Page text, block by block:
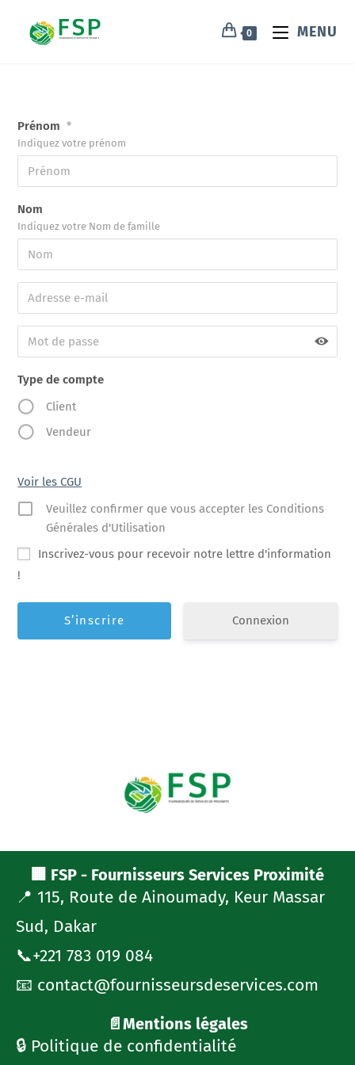
0 MENU
Prénom *
Indiquez votre prénom
Nom
Indiquez votre Nom de famille
Type de compte
Client
Vendeur
Voir les CGU
Veuillez confirmer que vous accepter les Conditions
Générales d'Utilisation
Inscrivez-vous pour recevoir notre lettre d'information
!
Connexion
🏢 FSP - Fournisseurs Services Proximité
📍 115, Route de Ainoumady, Keur Massar
Sud, Dakar
📞+221 783 019 084
📧 contact@fournisseursdeservices.com
📄Mentions légales
🔒 Politique de confidentialité